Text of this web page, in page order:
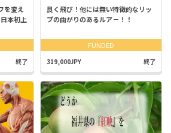
を変え
本初上
終了
良く飛び！他には無い特徴的なリッ
プの曲がりのあるルア－！！
FUNDED
319,000JPY 終了